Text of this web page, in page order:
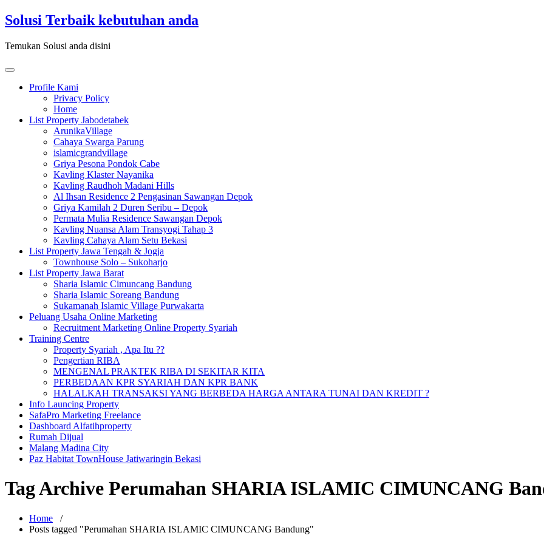
Skip
to
Solusi Terbaik kebutuhan anda
Temukan Solusi anda disini
Toggle
navigationProfile Kami
Privacy Policy
Home
List Property Jabodetabek
ArunikaVillage
Cahaya Swarga Parung
islamicgrandvillage
Griya Pesona Pondok Cabe
Kavling Klaster Nayanika
Kavling Raudhoh Madani Hills
Al Ihsan Residence 2 Pengasinan Sawangan Depok
Griya Kamilah 2 Duren Seribu – Depok
Permata Mulia Residence Sawangan Depok
Kavling Nuansa Alam Transyogi Tahap 3
Kavling Cahaya Alam Setu Bekasi
List Property Jawa Tengah & Jogja
Townhouse Solo – Sukoharjo
List Property Jawa Barat
Sharia Islamic Cimuncang Bandung
Sharia Islamic Soreang Bandung
Sukamanah Islamic Village Purwakarta
Peluang Usaha Online Marketing
Recruitment Marketing Online Property Syariah
Training Centre
Property Syariah , Apa Itu ??
Pengertian RIBA
MENGENAL PRAKTEK RIBA DI SEKITAR KITA
PERBEDAAN KPR SYARIAH DAN KPR BANK
HALALKAH TRANSAKSI YANG BERBEDA HARGA ANTARA TUNAI DAN KREDIT ?
Info Launcing Property
SafaPro Marketing Freelance
Dashboard Alfatihproperty
Rumah Dijual
Malang Madina City
Paz Habitat TownHouse Jatiwaringin Bekasi
Tag Archive Perumahan SHARIA ISLAMIC CIMUNCANG
Home /
Posts tagged "Perumahan SHARIA ISLAMIC CIMUNCANG Bandung"